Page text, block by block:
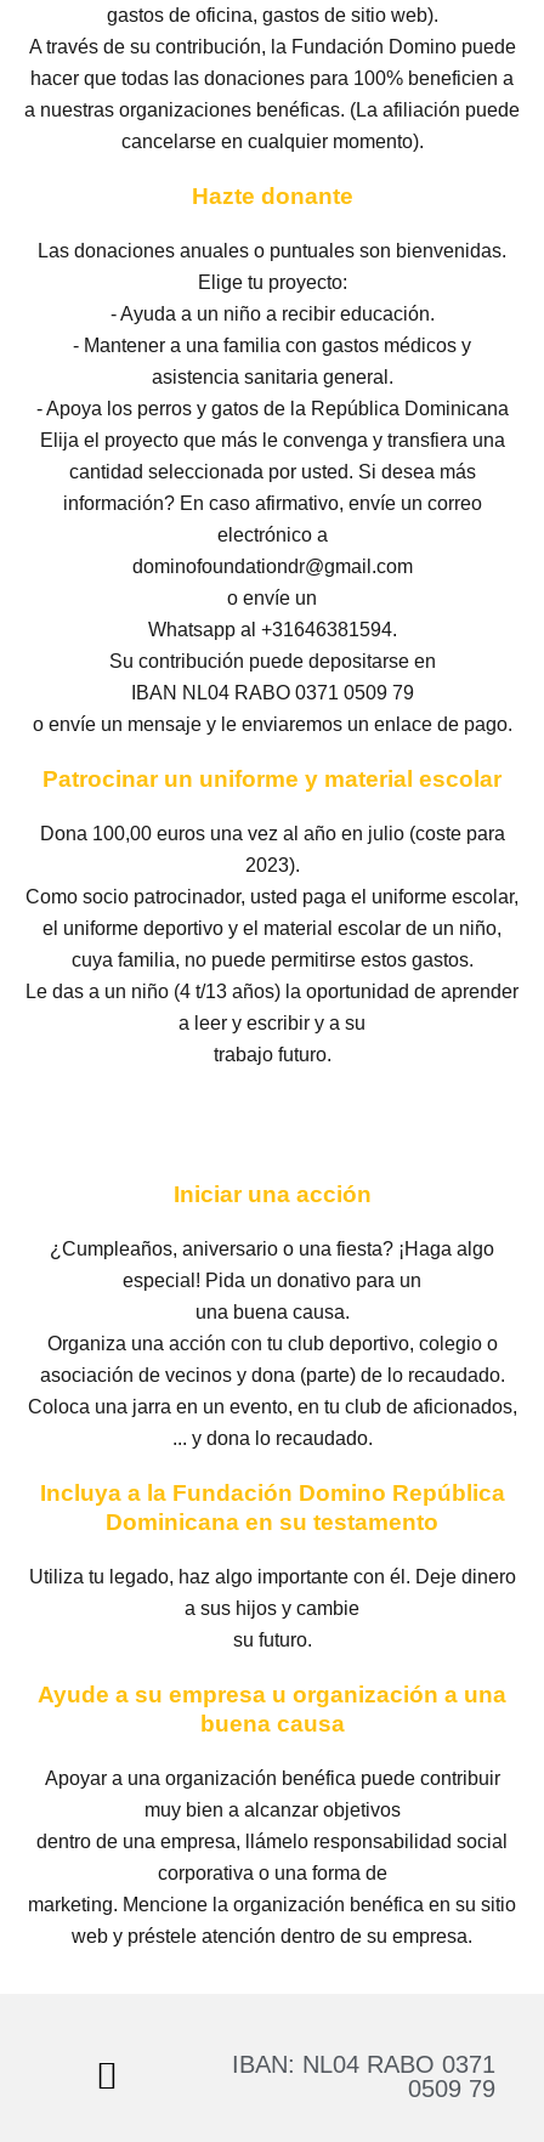
gastos de oficina, gastos de sitio web).
A través de su contribución, la Fundación Domino puede
hacer que todas las donaciones para 100% beneficien a
a nuestras organizaciones benéficas. (La afiliación puede
cancelarse en cualquier momento).
Hazte donante
Las donaciones anuales o puntuales son bienvenidas.
Elige tu proyecto:
- Ayuda a un niño a recibir educación.
- Mantener a una familia con gastos médicos y
asistencia sanitaria general.
- Apoya los perros y gatos de la República Dominicana
Elija el proyecto que más le convenga y transfiera una
cantidad seleccionada por usted. Si desea más
información? En caso afirmativo, envíe un correo
electrónico a
dominofoundationdr@gmail.com
o envíe un
Whatsapp al +31646381594.
Su contribución puede depositarse en
IBAN NL04 RABO 0371 0509 79
o envíe un mensaje y le enviaremos un enlace de pago.
Patrocinar un uniforme y material escolar
Dona 100,00 euros una vez al año en julio (coste para
2023).
Como socio patrocinador, usted paga el uniforme escolar,
el uniforme deportivo y el material escolar de un niño,
cuya familia, no puede permitirse estos gastos.
Le das a un niño (4 t/13 años) la oportunidad de aprender
a leer y escribir y a su
trabajo futuro.
Iniciar una acción
¿Cumpleaños, aniversario o una fiesta? ¡Haga algo
especial! Pida un donativo para un
una buena causa.
Organiza una acción con tu club deportivo, colegio o
asociación de vecinos y dona (parte) de lo recaudado.
Coloca una jarra en un evento, en tu club de aficionados,
... y dona lo recaudado.
Incluya a la Fundación Domino República
Dominicana en su testamento
Utiliza tu legado, haz algo importante con él. Deje dinero
a sus hijos y cambie
su futuro.
Ayude a su empresa u organización a una
buena causa
Apoyar a una organización benéfica puede contribuir
muy bien a alcanzar objetivos
dentro de una empresa, llámelo responsabilidad social
corporativa o una forma de
marketing. Mencione la organización benéfica en su sitio
web y préstele atención dentro de su empresa.
IBAN: NL04 RABO 0371
0509 79